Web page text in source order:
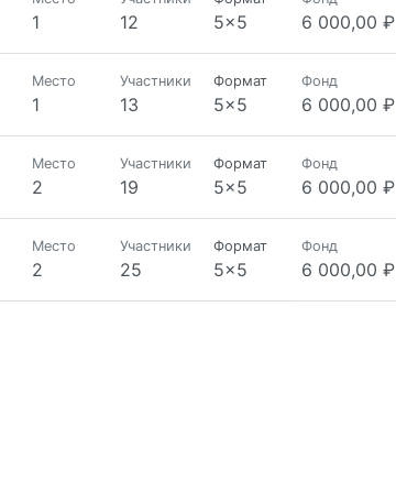
1 12 5x5 6 000,00 ₽
Место
1
Участники
13
Формат
5x5
Фонд
6 000,00 ₽
Место
2
Участники
19
Формат
5x5
Фонд
6 000,00 ₽
Место
2
Участники
25
Формат
5x5
Фонд
6 000,00 ₽